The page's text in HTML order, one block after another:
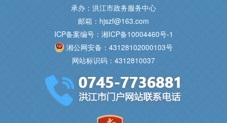
承办：洪江市政务服务中心
邮箱：hjszf@163.com
ICP备案编号：湘ICP备10004460号-1
湘公网安备：43128102000103号
网站标识码：4312810037